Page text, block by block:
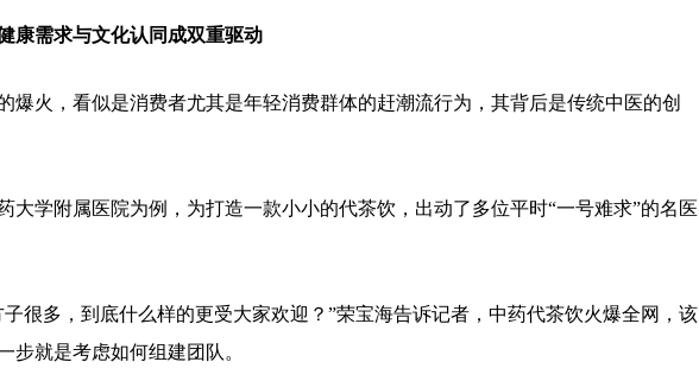
康需求与文化认同成双重驱动
爆火，看似是消费者尤其是年轻消费群体的赶潮流行为，其背后是传统中医的创
大学附属医院为例，为打造一款小小的代茶饮，出动了多位平时“一号难求”的名医
子很多，到底什么样的更受大家欢迎？”荣宝海告诉记者，中药代茶饮火爆全网，该
步就是考虑如何组建团队。